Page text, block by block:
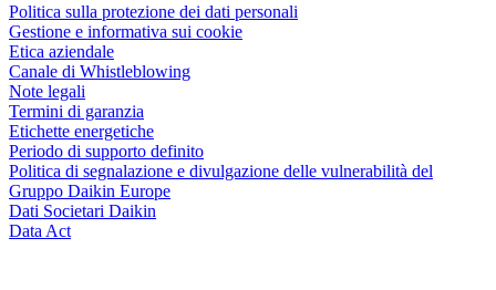
Politica sulla protezione dei dati personali
Gestione e informativa sui cookie
Etica aziendale
Canale di Whistleblowing
Note legali
Termini di garanzia
Etichette energetiche
Periodo di supporto definito
Politica di segnalazione e divulgazione delle vulnerabilità del
Gruppo Daikin Europe
Dati Societari Daikin
Data Act